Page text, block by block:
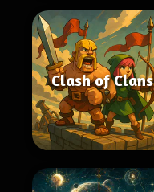
Clash of Clans